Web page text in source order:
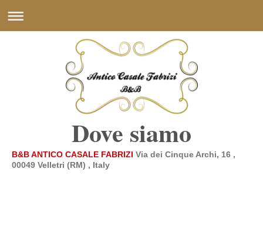
Dove siamo
B&B ANTICO CASALE FABRIZI Via dei Cinque Archi, 16 ,
00049 Velletri (RM) , Italy